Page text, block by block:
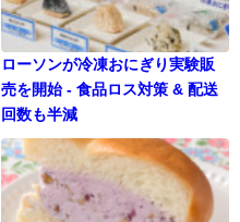
ローソンが冷凍おにぎり実験販
売を開始 - 食品ロス対策 & 配送
回数も半減